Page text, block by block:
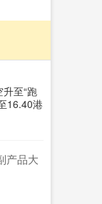
至“跑
16.40港
产品大